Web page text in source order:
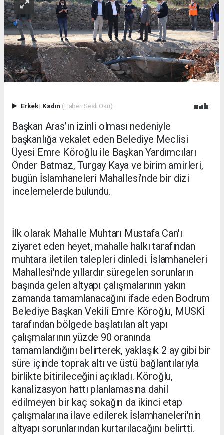
Erkek| Kadın (Haberi Sesli Oku)
Başkan Aras’ın izinli olması nedeniyle
başkanlığa vekalet eden Belediye Meclisi
Üyesi Emre Köroğlu ile Başkan Yardımcıları
Önder Batmaz, Turgay Kaya ve birim amirleri,
bugün İslamhaneleri Mahallesi’nde bir dizi
incelemelerde bulundu.
İlk olarak Mahalle Muhtarı Mustafa Can'ı
ziyaret eden heyet, mahalle halkı tarafından
muhtara iletilen talepleri dinledi. İslamhaneleri
Mahallesi'nde yıllardır süregelen sorunların
başında gelen altyapı çalışmalarının yakın
zamanda tamamlanacağını ifade eden Bodrum
Belediye Başkan Vekili Emre Köroğlu, MUSKİ
tarafından bölgede başlatılan alt yapı
çalışmalarının yüzde 90 oranında
tamamlandığını belirterek, yaklaşık 2 ay gibi bir
süre içinde toprak altı ve üstü bağlantılarıyla
birlikte bitirileceğini açıkladı. Köroğlu,
kanalizasyon hattı planlamasına dahil
edilmeyen bir kaç sokağın da ikinci etap
çalışmalarına ilave edilerek İslamhaneleri'nin
altyapı sorunlarından kurtarılacağını belirtti.